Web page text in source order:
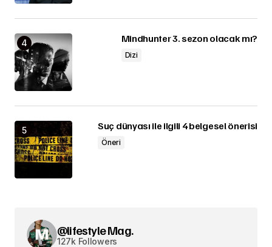
Mindhunter 3. sezon olacak mı?
Dizi
Suç dünyası ile ilgili 4 belgesel önerisi
Öneri
@lifestyle Mag.
127k Followers